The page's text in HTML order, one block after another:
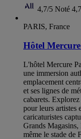
4,7/5 Noté
PARIS, France
Hôtel
L'hôtel Mercure
une immersion
emplacement
et ses lignes de
cabarets.
pour leurs artistes
caricaturistes
Grands Magasins,
même le stade de